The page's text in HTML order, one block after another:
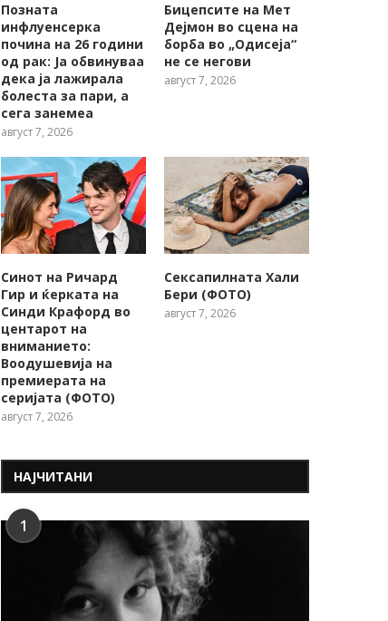
Позната
инфлуенсерка
почина на 26 години
од рак: Ја обвинуваа
дека ја лажирала
болеста за пари, а
сега занемеа
август 7, 2026
Бицепсите на Мет
Дејмон во сцена на
борба во „Одисеја“
не се негови
август 7, 2026
Синот на Ричард
Гир и ќерката на
Синди Крафорд во
центарот на
вниманието:
Воодушевија на
премиерата на
серијата (ФОТО)
август 7, 2026
Сексапилната Хали
Бери (ФОТО)
август 7, 2026
НАЈЧИТАНИ
1